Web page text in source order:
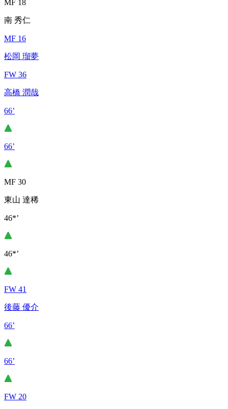
MF 18
南 秀仁
MF 16
松岡 瑠夢
FW 36
高橋 潤哉
66’
66’
MF 30
東山 達稀
46*’
46*’
FW 41
後藤 優介
66’
66’
FW 20